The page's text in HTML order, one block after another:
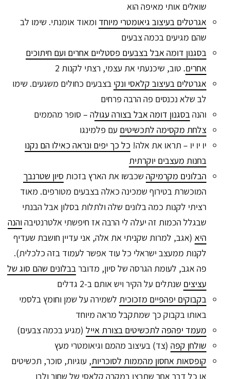
שואלים אותי מאיפה הוא
אגרטלים בעיצוב גיאומטרי מיוחד ומאוד אומנתי. שימו לב
שהם מגיעים בכמה צבעים
בסגנון דומה אבל בצבעים פסטליים אחרים ועם חיתוכים
אחרים. טוב, שיכנעתי את עצמי, רצתי לקנות 2
אגרטלים בעיצוב קלאסי ונקי בצבעים כחולים משגעים. שימו
לב שלא נכנסים פה הרבה פרחים
והנהבסגנון דומה אבל בצורה עגולה – סופר מהממים
צלחת מקסימה לתכשיטים עם פלמינגו
יו יו יו – תראו את אלה! כל כך יפים ונראה כאילו הם נקנו
בחנות מעצבים יוקרתית
הבלונים מקרמיקה שכבשו את הארץ בזכות סיון שטרנבך
המוכשרת בטירוף שמכינה כאלה בצבעים מטורפים. מאוד
רציתי לקנות כמה בלונים שלה ולתלות בסלון אבל הבנתי
שבגלל הכמות זה יעלה לי הרבה אז חיפשתי אלטרנטיבהוהנה
היא (אגב, למרות שקניתי את אלה, אני עדיין חושבת שעדיף
לקנות ממעצב ישראלי כל עוד אפשר לעמוד בזה כלכלית).
פה אגב, לעומת הגרסה של סיון, מדוברבבלונים שהם סוג של
עציצים שנתלים על הקיר ויש אותם ב-2 גדלים
בקבוקים יפהפיים מזכוכית לשמירה על שמן וחומץ בלסמי
באותו בקבוק כך שמתקבל מראה מיוחד
מעמד יפהפה לתכשיטים בצורת אייל (מגיע בכמה צבעים)
שולחן קפה (צד) בעיצוב מהמם וגיאומטרי מעץ
קופסאות אחסון מהממות לסוכריות, עוגיות, סוכר, תכשיטים
או כל דבר אחר שתרצו במקרה קלאסי של שחור ולבן